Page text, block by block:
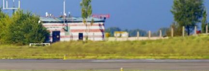
1
3 23.40
5 11.55 19.05 A 320
7 23.10 06.30
6 04.30 06.45 A 320